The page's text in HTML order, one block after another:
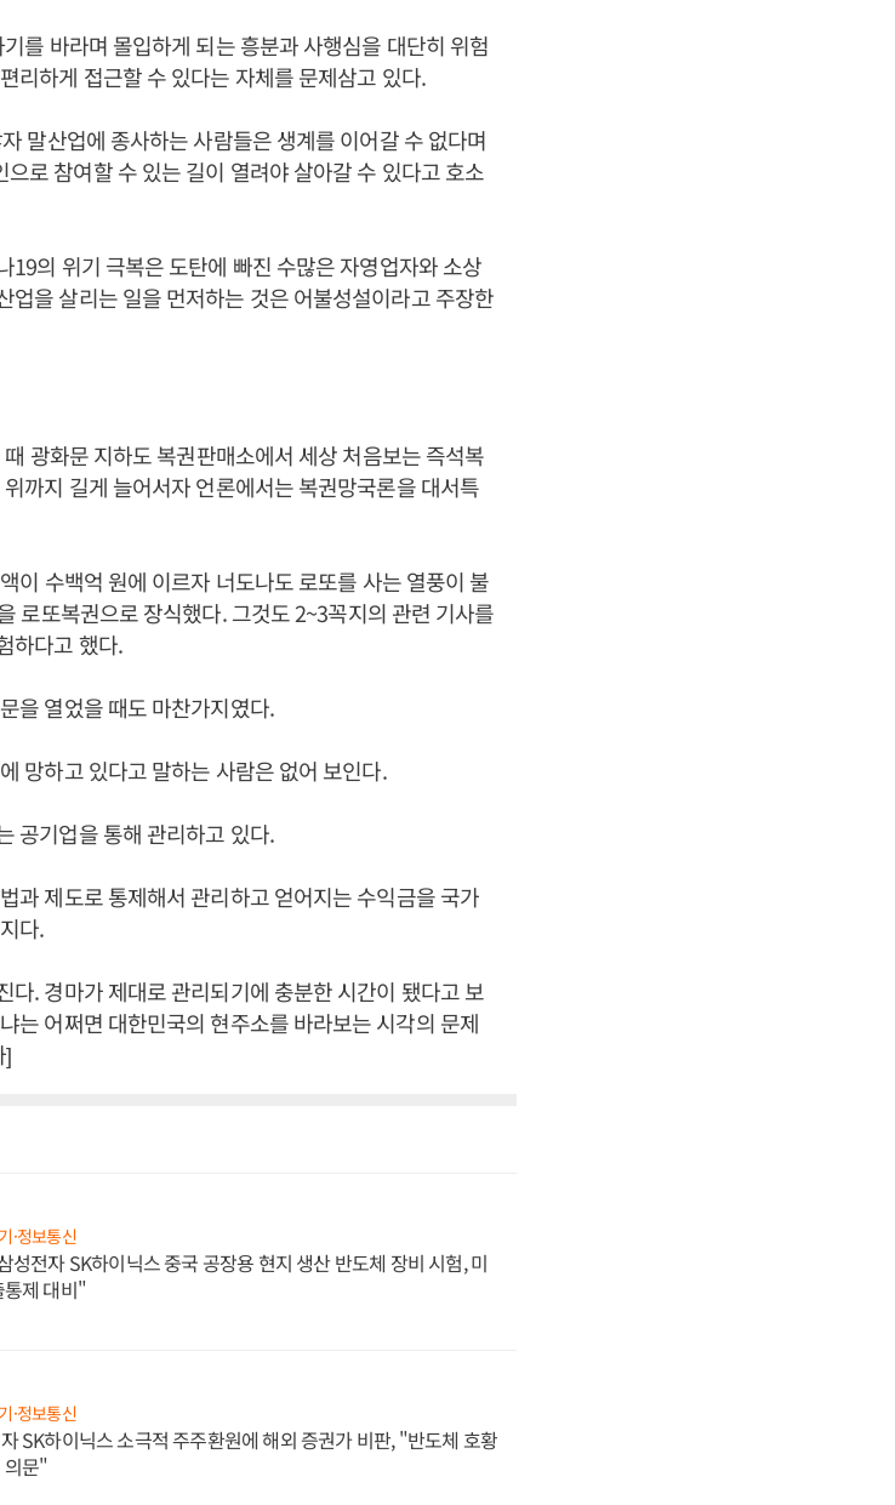
를 바라며 몰입하게 되는 흥분과 사행심을 대단히 위험
리하게 접근할 수 있다는 자체를 문제삼고 있다.
말산업에 종사하는 사람들은 생계를 이어갈 수 없다며
로 참여할 수 있는 길이 열려야 살아갈 수 있다고 호소
19의 위기 극복은 도탄에 빠진 수많은 자영업자와 소상
업을 살리는 일을 먼저하는 것은 어불성설이라고 주장한
광화문 지하도 복권판매소에서 세상 처음보는 즉석복
까지 길게 늘어서자 언론에서는 복권망국론을 대서특
이 수백억 원에 이르자 너도나도 로또를 사는 열풍이 불
로또복권으로 장식했다. 그것도 2~3꼭지의 관련 기사를
하다고 했다.
을 열었을 때도 마찬가지였다.
망하고 있다고 말하는 사람은 없어 보인다.
공기업을 통해 관리하고 있다.
과 제도로 통제해서 관리하고 얻어지는 수익금을 국가
다.
다. 경마가 제대로 관리되기에 충분한 시간이 됐다고 보
는 어쩌면 대한민국의 현주소를 바라보는 시각의 문제
]
·정보통신
성전자 SK하이닉스 중국 공장용 현지 생산 반도체 장비 시험, 미
제 대비"
·정보통신
SK하이닉스 소극적 주주환원에 해외 증권가 비판, "반도체 호황
의문"